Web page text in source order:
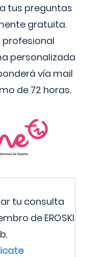
tus preguntas
gratuita.
personalizada
vía mail
de 72 horas.
tu consulta
de EROSKI